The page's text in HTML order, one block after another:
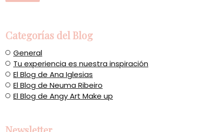
Categorías del Blog
General
Tu experiencia es nuestra inspiración
El Blog de Ana Iglesias
El Blog de Neuma Ribeiro
El Blog de Angy Art Make up